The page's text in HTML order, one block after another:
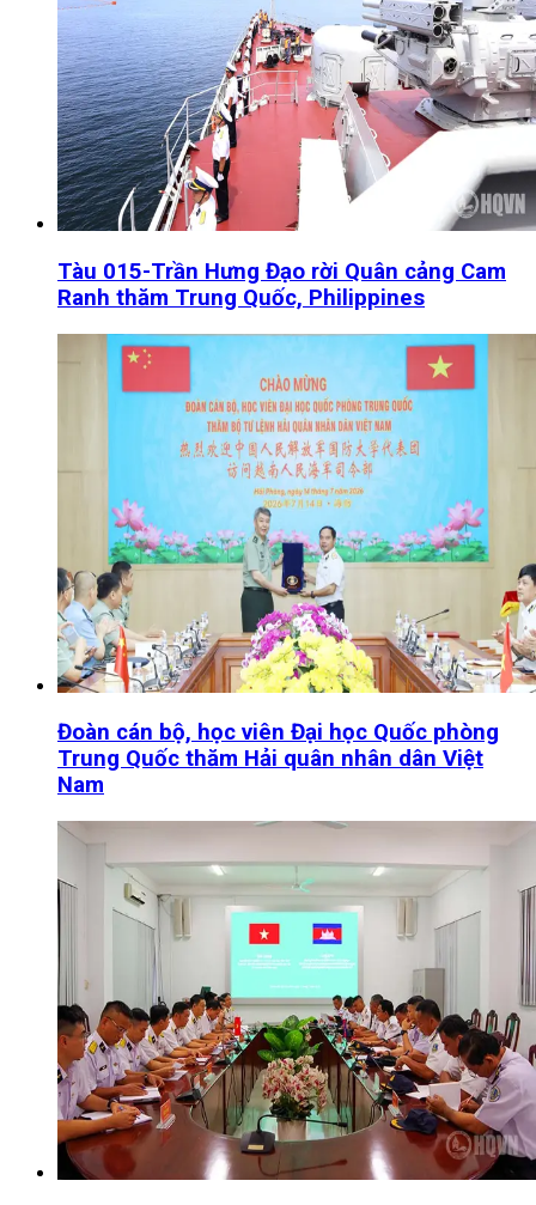
Tàu 015-Trần Hưng Đạo rời Quân cảng Cam
Ranh thăm Trung Quốc, Philippines
Đoàn cán bộ, học viên Đại học Quốc phòng
Trung Quốc thăm Hải quân nhân dân Việt
Nam